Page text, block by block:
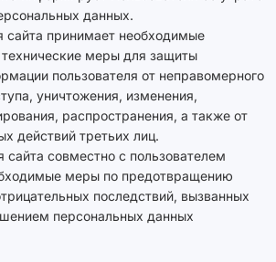
данных.
сайта принимает необходимые
технические меры для защиты
пользователя от неправомерного
уничтожения, изменения,
распространения, а также от
действий третьих лиц.
совместно с пользователем
меры по предотвращению
последствий, вызванных
персональных данных